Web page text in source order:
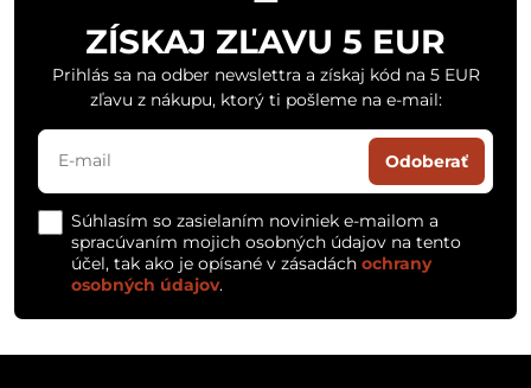
ZÍSKAJ ZĽAVU 5 EUR
Prihlás sa na odber newslettra a získaj kód na 5 EUR
zľavu z nákupu, ktorý ti pošleme na e-mail:
Odoberať
Súhlasím so zasielaním noviniek e-mailom a
spracúvaním mojich osobných údajov na tento
účel, tak ako je opísané v zásadách ochrany
osobných údajov.